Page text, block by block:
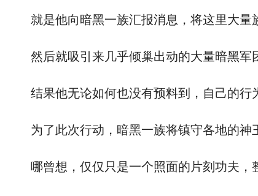
就是他向暗黑一族汇报消息，将这里大量
然后就吸引来几乎倾巢出动的大量暗黑军
结果他无论如何也没有预料到，自己的行
为了此次行动，暗黑一族将镇守各地的神
哪曾想，仅仅只是一个照面的片刻功夫，